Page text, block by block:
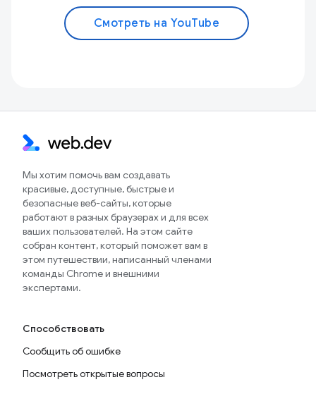
Смотреть на YouTube
Мы хотим помочь вам создавать
красивые, доступные, быстрые и
безопасные веб-сайты, которые
работают в разных браузерах и для всех
ваших пользователей. На этом сайте
собран контент, который поможет вам в
этом путешествии, написанный членами
команды Chrome и внешними
экспертами.
Способствовать
Сообщить об ошибке
Посмотреть открытые вопросы